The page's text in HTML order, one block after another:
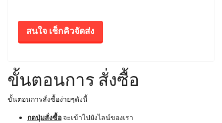
สนใจ เช็กคิวจัดส่ง
ขั้นตอนการ สั่งซื้อ
ขั้นตอนการสั่งซื้อง่ายๆดังนี้
กดปุ่มสั่งซื้อ จะเข้าไปยังไลน์ของเรา